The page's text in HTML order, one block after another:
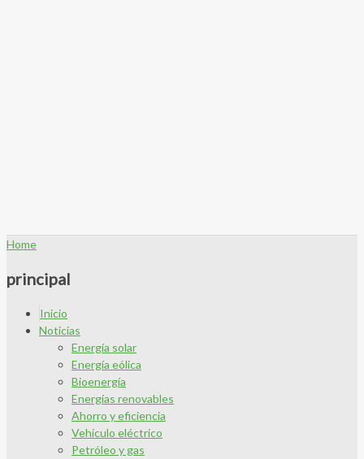
Home
principal
Inicio
Noticias
Energía solar
Energía eólica
Bioenergía
Energías renovables
Ahorro y eficiencia
Vehículo eléctrico
Petróleo y gas